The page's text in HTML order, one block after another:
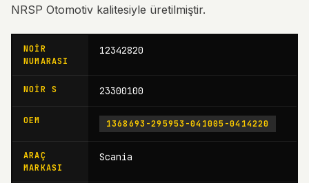
NRSP Otomotiv kalitesiyle üretilmiştir.
NOIR
NUMARASI
12342820
NOIR S 23300100
OEM 1368693-295953-041005-0414220
ARAÇ
MARKASI
Scania